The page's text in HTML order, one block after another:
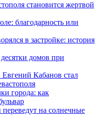
становится жертвой
благодарность или
в застройке: история
домов при
Кабанов стал
города: как
на солнечные